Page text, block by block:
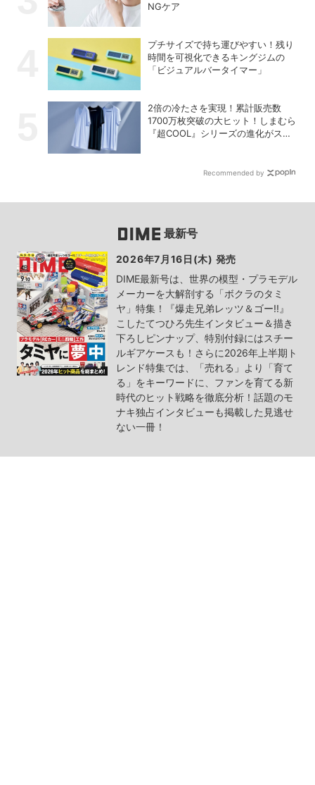
NGケア
プチサイズで持ち運びやすい！残り
時間を可視化できるキングジムの
「ビジュアルバータイマー」
2倍の冷たさを実現！累計販売数
1700万枚突破の大ヒット！しまむら
『超COOL』シリーズの進化がスゴ
Recommended by
最新号
2026年7月16日(木) 発売
DIME最新号は、世界の模型・プラモデル
メーカーを大解剖する「ボクラのタミ
ヤ」特集！『爆走兄弟レッツ＆ゴー!!』
こしたてつひろ先生インタビュー＆描き
下ろしピンナップ、特別付録にはスチー
ルギアケースも！さらに2026年上半期ト
レンド特集では、「売れる」より「育て
る」をキーワードに、ファンを育てる新
時代のヒット戦略を徹底分析！話題のモ
ナキ独占インタビューも掲載した見逃せ
ない一冊！